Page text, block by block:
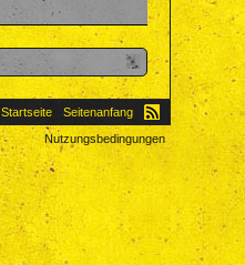
Startseite
Seitenanfang
Nutzungsbedingungen